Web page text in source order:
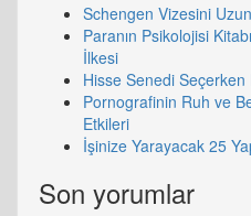
Schengen Vizesini
Paranın Psikolojisi
İlkesi
Hisse Senedi
Pornografinin Ruh ve
Etkileri
İşinize Yarayacak 25
Son yorumlar